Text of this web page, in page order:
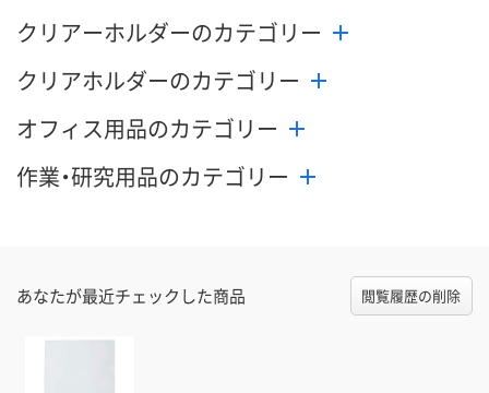
クリアーホルダーのカテゴリー
クリアホルダーのカテゴリー
オフィス用品のカテゴリー
作業・研究用品のカテゴリー
あなたが最近チェックした商品 閲覧履歴の削除